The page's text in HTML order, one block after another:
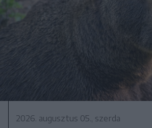
2026. augusztus 05., szerda